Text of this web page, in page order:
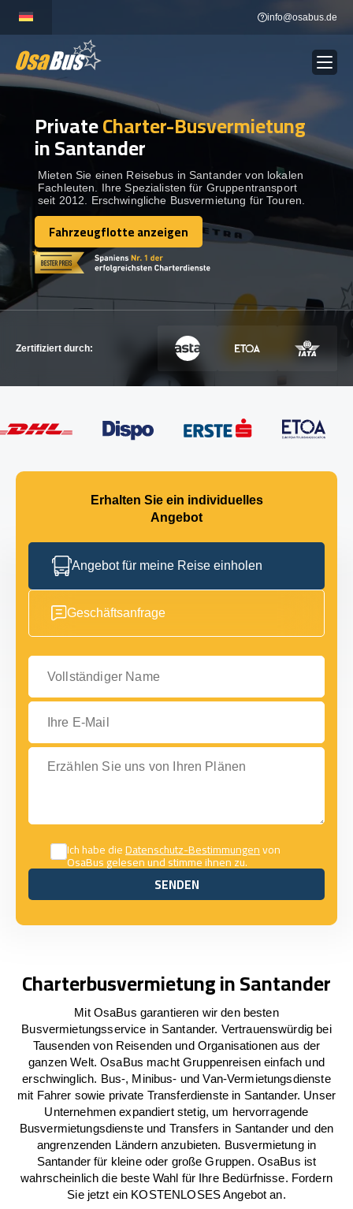
content
info@osabus.de
BUSVERMIETUNG Show dropdown
REISEZIELE Show dropdown
FLOTTE
KONTAKTIEREN SIE UNS
KONTAKTIEREN SIE UNS
PrivateCharter-Busvermietung
in Santander
Mieten Sie einen Reisebus in Santander von lokalen
Fachleuten. Ihre Spezialisten für Gruppentransport
seit 2012. Erschwingliche Busvermietung für Touren.
Fahrzeugflotte anzeigen
Fahrzeugflotte anzeigen
Zertifiziert durch:
Erhalten Sie ein individuelles
Angebot
Angebot für meine Reise einholen
Geschäftsanfrage
Vollständiger Name
Ihre E-Mail
Erzählen Sie uns von Ihren Plänen
Ich habe dieDatenschutz-Bestimmungenvon
OsaBus gelesen und stimme ihnen zu.
SENDEN
SENDEN
Charterbusvermietung in Santander
Mit OsaBus garantieren wir den besten
Busvermietungsservice in Santander. Vertrauenswürdig bei
Tausenden von Reisenden und Organisationen aus der
ganzen Welt. OsaBus macht Gruppenreisen einfach und
erschwinglich. Bus-, Minibus- und Van-Vermietungsdienste
mit Fahrer sowie private Transferdienste in Santander. Unser
Unternehmen expandiert stetig, um hervorragende
Busvermietungsdienste und Transfers in Santander und den
angrenzenden Ländern anzubieten. Busvermietung in
Santander für kleine oder große Gruppen. OsaBus ist
wahrscheinlich die beste Wahl für Ihre Bedürfnisse. Fordern
Sie jetzt ein KOSTENLOSES Angebot an.